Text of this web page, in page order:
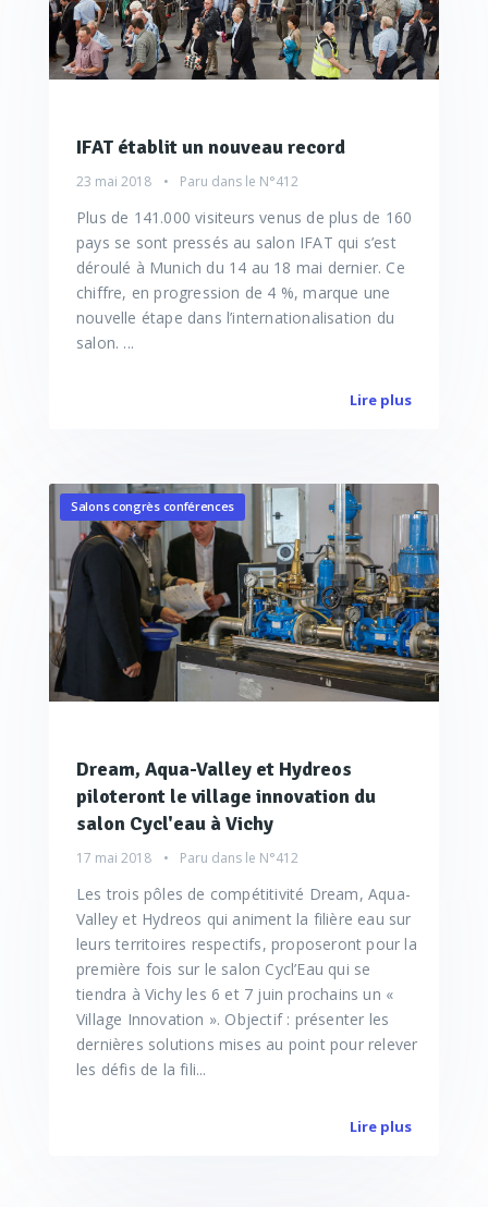
IFAT établit un nouveau record
23 mai 2018 Paru dans le N°412
Plus de 141.000 visiteurs venus de plus de 160
pays se sont pressés au salon IFAT qui s’est
déroulé à Munich du 14 au 18 mai dernier. Ce
chiffre, en progression de 4 %, marque une
nouvelle étape dans l’internationalisation du
salon. ...
Lire plus
Salons congrès conférences
Dream, Aqua-Valley et Hydreos
piloteront le village innovation du
salon Cycl'eau à Vichy
17 mai 2018 Paru dans le N°412
Les trois pôles de compétitivité Dream, Aqua-
Valley et Hydreos qui animent la filière eau sur
leurs territoires respectifs, proposeront pour la
première fois sur le salon Cycl’Eau qui se
tiendra à Vichy les 6 et 7 juin prochains un «
Village Innovation ». Objectif : présenter les
dernières solutions mises au point pour relever
les défis de la fili...
Lire plus